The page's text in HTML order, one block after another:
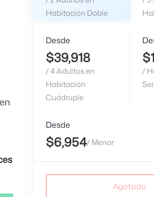
Habitación Doble
Desde
$39,918
/ 4 Adultos en
Habitación
Cuádruple
/
Desde
$6,954/ Menor
Agotado